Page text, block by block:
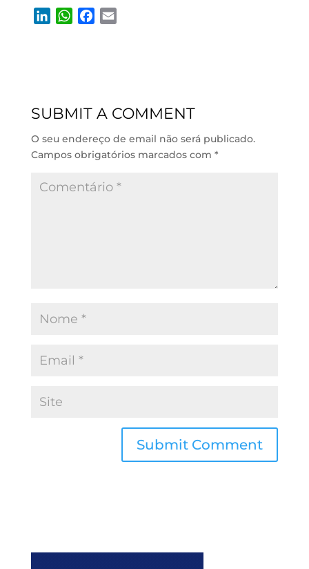
I
W
p
o
SUBMIT A COMMENT
O seu endereço de email não será publicado.
Campos obrigatórios marcados com *